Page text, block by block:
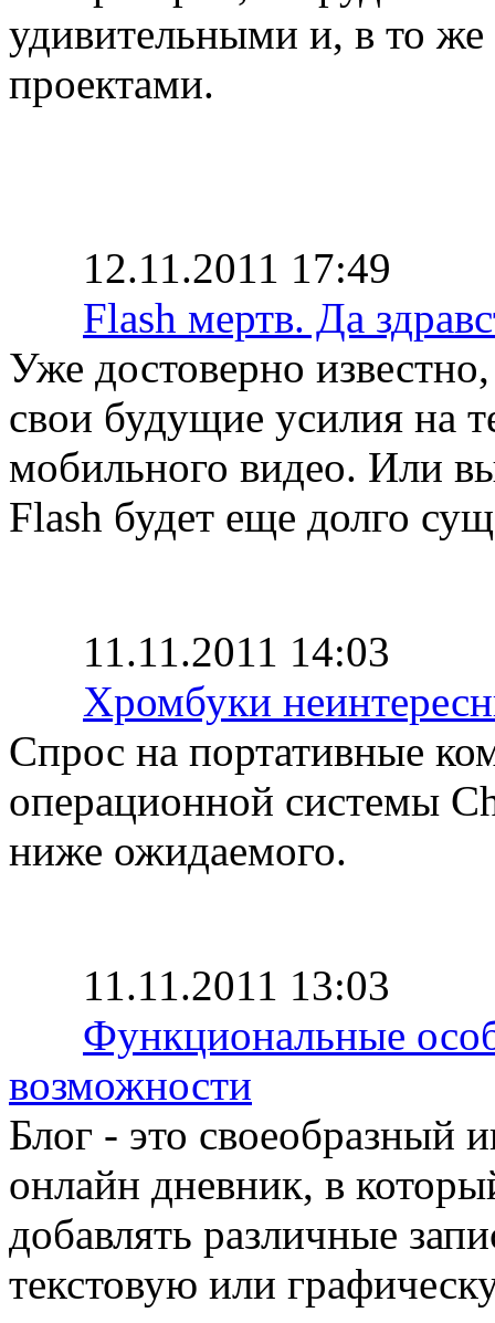
удивительными и, в то
проектами.
12.11.2011 17:49
Flash мертв. Да
Уже достоверно
свои будущие усилия на
мобильного видео. Или
Flash будет еще долго
11.11.2011 14:03
Хромбуки
Спрос на портативные
операционной системы
ниже ожидаемого.
11.11.2011 13:03
Функциональные
возможности
Блог - это своеобразный
онлайн дневник, в
добавлять различные
текстовую или